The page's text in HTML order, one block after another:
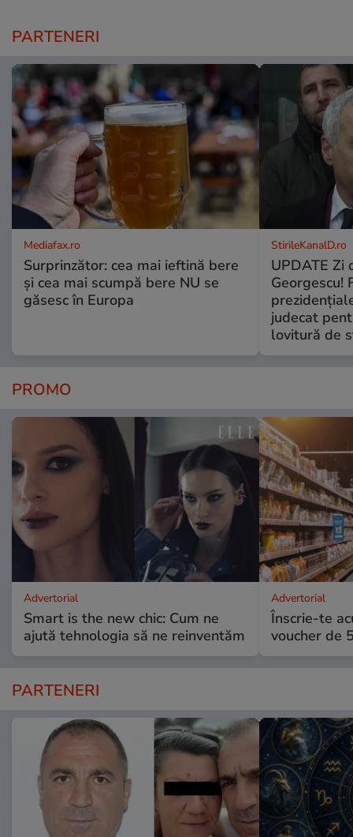
PARTENERI
Mediafax.ro
Surprinzător: cea mai ieftină bere
și cea mai scumpă bere NU se
găsesc în Europa
StirileKanalD.ro
UPDATE Zi
Georgescu!
judecat
lovitură de
PROMO
Advertorial
Smart is the new chic: Cum ne
ajută tehnologia să ne reinventăm
Advertorial
Înscrie-te
voucher de
PARTENERI